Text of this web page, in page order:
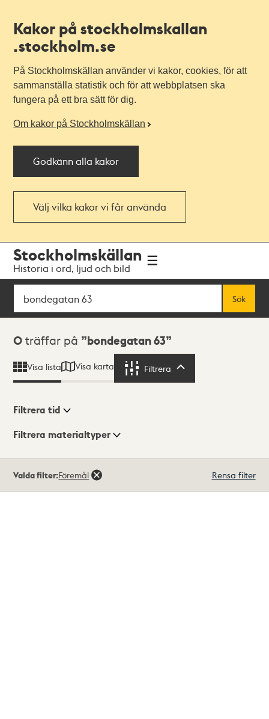
Kakor på stockholmskallan
.stockholm.se
På Stockholmskällan använder vi kakor, cookies, för att
sammanställa statistik och för att webbplatsen ska
fungera på ett bra sätt för dig.
Om kakor på Stockholmskällan
Godkänn alla kakor
Välj vilka kakor vi får använda
navigationen
huvudinnehållet
Stockholmskällan
Historia i ord, ljud och bild
Sök
Sök
Sökresultat
0 träffar på bondegatan 63
Visa lista Visa karta Filtrera
Visningsläge
Filtrera tid
Filtrera materialtyper
träffar
Valda filter:Föremål Rensa filter